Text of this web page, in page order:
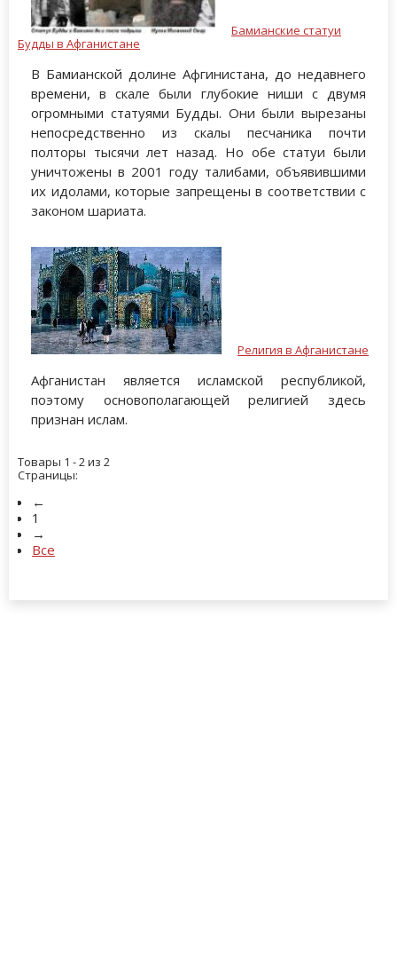
Бамианские статуи
Будды в Афганистане
В Бамианской долине Афгинистана, до недавнего
времени, в скале были глубокие ниши с двумя
огромными статуями Будды. Они были вырезаны
непосредственно из скалы песчаника почти
полторы тысячи лет назад. Но обе статуи были
уничтожены в 2001 году талибами, объявившими
их идолами, которые запрещены в соответствии с
законом шариата.
Религия в Афганистане
Афганистан является исламской республикой,
поэтому основополагающей религией здесь
признан ислам.
Товары 1 - 2 из 2
Страницы:
←
1
→
Все